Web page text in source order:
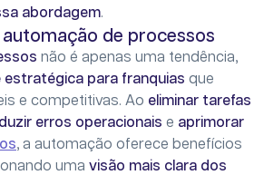
abordagem.
automação de processos
não é apenas uma tendência,
estratégica para franquias que
e competitivas. Ao eliminar tarefas
erros operacionais e aprimorar
, a automação oferece benefícios
uma visão mais clara dos